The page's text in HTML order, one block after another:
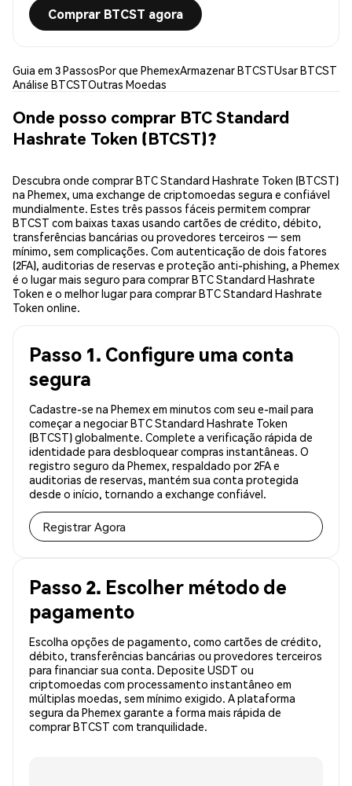
Comprar BTCST agora
Guia em 3 PassosPor que PhemexArmazenar BTCSTUsar BTCST
Análise BTCSTOutras Moedas
Onde posso comprar BTC Standard
Hashrate Token (BTCST)?
Descubra onde comprar BTC Standard Hashrate Token (BTCST)
na Phemex, uma exchange de criptomoedas segura e confiável
mundialmente. Estes três passos fáceis permitem comprar
BTCST com baixas taxas usando cartões de crédito, débito,
transferências bancárias ou provedores terceiros — sem
mínimo, sem complicações. Com autenticação de dois fatores
(2FA), auditorias de reservas e proteção anti-phishing, a Phemex
é o lugar mais seguro para comprar BTC Standard Hashrate
Token e o melhor lugar para comprar BTC Standard Hashrate
Token online.
Passo 1. Configure uma conta
segura
Cadastre-se na Phemex em minutos com seu e-mail para
começar a negociar BTC Standard Hashrate Token
(BTCST) globalmente. Complete a verificação rápida de
identidade para desbloquear compras instantâneas. O
registro seguro da Phemex, respaldado por 2FA e
auditorias de reservas, mantém sua conta protegida
desde o início, tornando a exchange confiável.
Registrar Agora
Passo 2. Escolher método de
pagamento
Escolha opções de pagamento, como cartões de crédito,
débito, transferências bancárias ou provedores terceiros
para financiar sua conta. Deposite USDT ou
criptomoedas com processamento instantâneo em
múltiplas moedas, sem mínimo exigido. A plataforma
segura da Phemex garante a forma mais rápida de
comprar BTCST com tranquilidade.